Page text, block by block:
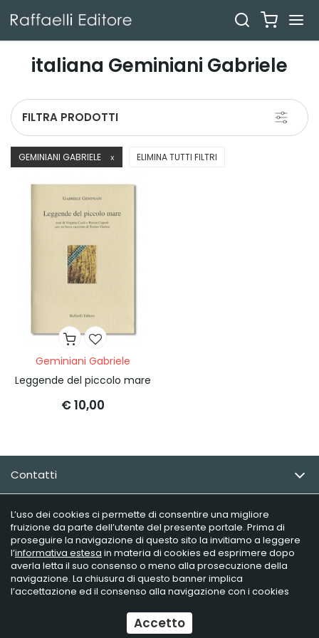
italiana Geminiani Gabriele
Toggle
FILTRA PRODOTTI
GEMINIANI GABRIELE X ELIMINA TUTTI FILTRI
Geminiani Gabriele
Leggende del piccolo mare
€ 10,00
Contatti
Email Newsletter
Info utili
Raffaelli Editore - P.iva 02181230406
Ecommerce by Daisuke
L’uso dei cookies ci permette di consentire una migliore
fruizione da parte dell’utente del presente portale. Prima di
proseguire la navigazione di questo sito la invitiamo a leggere
l’informativa estesa in materia di cookies ed esprimere dopo
averla letta il suo consenso o meno alla prosecuzione della
navigazione. La chiusura di questo banner implica
l’accettazione ed il consenso alla navigazione con i cookies
Accetto